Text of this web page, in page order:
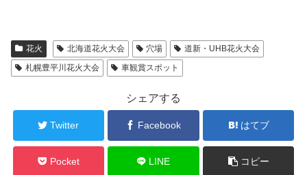
花火 北海道花火大会 穴場
道新・UHB花火大会
札幌豊平川花火大会
車観賞スポット
シェアする
Twitter Facebook はてブ
Pocket LINE コピー